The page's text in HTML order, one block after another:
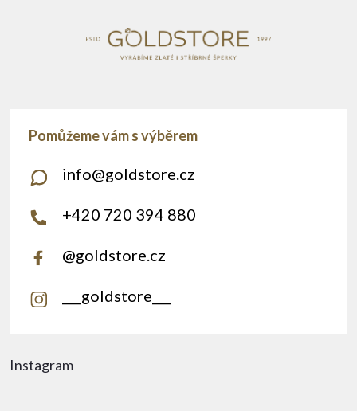
Instagram
info@goldstore.cz
+420 720 394 880
@goldstore.cz
___goldstore___